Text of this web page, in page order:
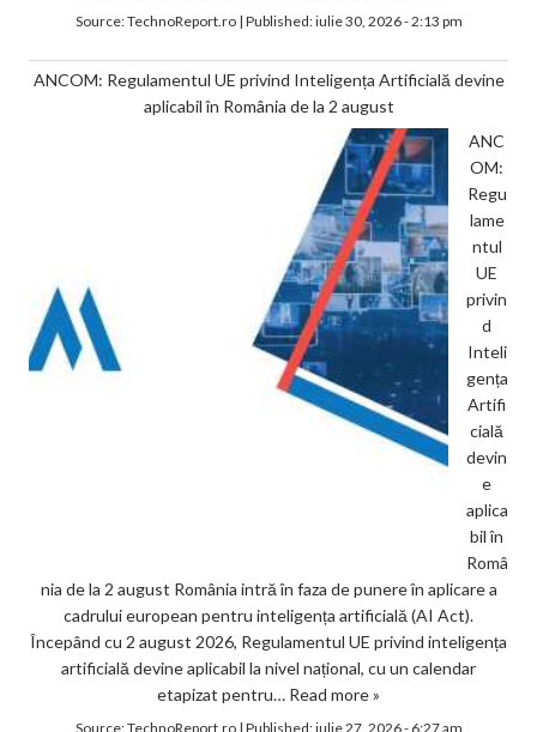
Source:TechnoReport.ro| Published:iulie 30, 2026 - 2:13 pm
ANCOM: Regulamentul UE privind Inteligența Artificială devine
aplicabil în România de la 2 august
ANC
OM:
Regu
lame
ntul
UE
privin
d
Inteli
gența
Artifi
cială
devin
e
aplica
bil în
Româ
nia de la 2 august România intră în faza de punere în aplicare a
cadrului european pentru inteligența artificială (AI Act).
Începând cu 2 august 2026, Regulamentul UE privind inteligența
artificială devine aplicabil la nivel național, cu un calendar
etapizat pentru… Read more »
Source:TechnoReport.ro| Published:iulie 27, 2026 - 6:27 am